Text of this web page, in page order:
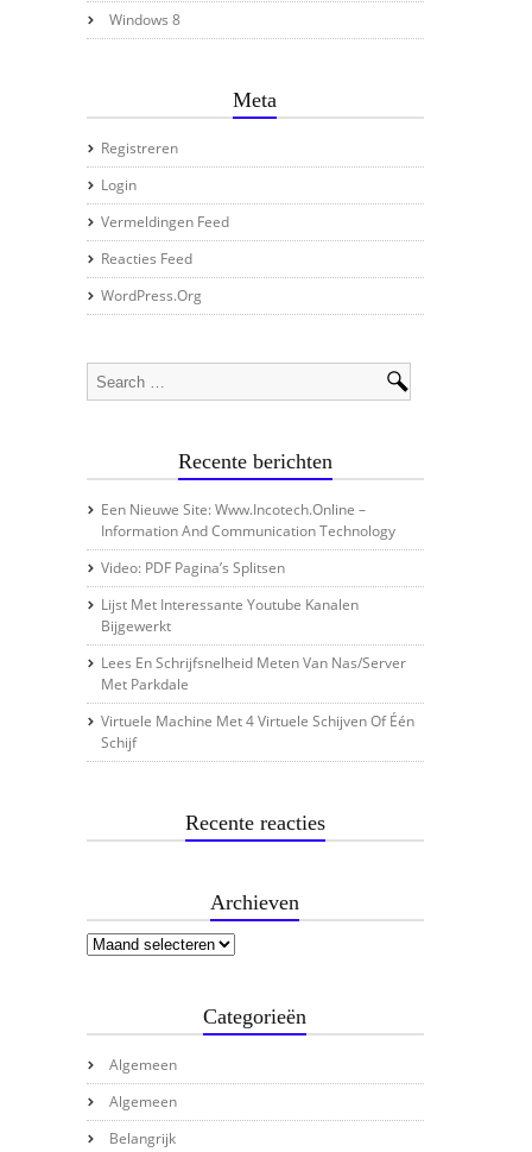
Windows 8
Meta
Registreren
Login
Vermeldingen Feed
Reacties Feed
WordPress.org
Recente berichten
Een Nieuwe Site: Www.incotech.online –
Information And Communication Technology
Video: PDF Pagina’s Splitsen
Lijst Met Interessante Youtube Kanalen
Bijgewerkt
Lees En Schrijfsnelheid Meten Van Nas/server
Met Parkdale
Virtuele Machine Met 4 Virtuele Schijven Of Één
Schijf
Recente reacties
Archieven
Categorieën
Algemeen
Algemeen
Belangrijk